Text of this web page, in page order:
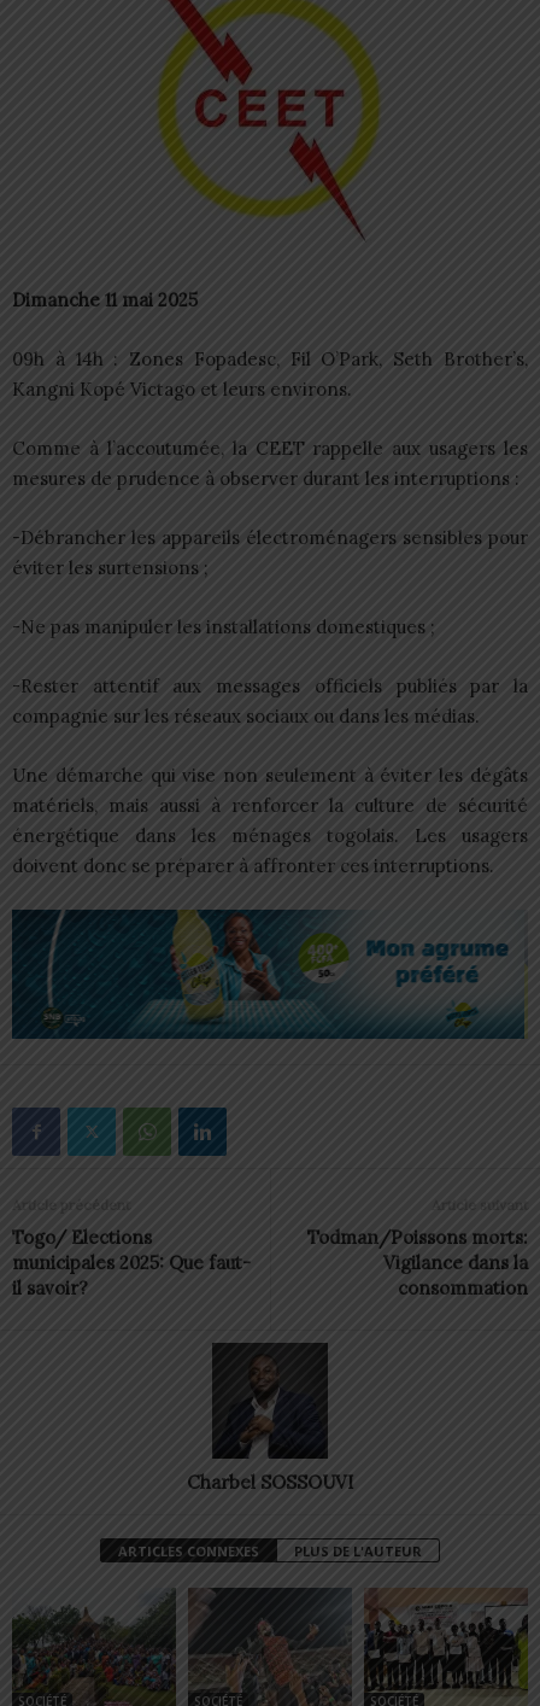
Dimanche 11 mai 2025
09h à 14h : Zones Fopadesc, Fil O’Park, Seth Brother’s,
Kangni Kopé Victago et leurs environs.
Comme à l’accoutumée, la CEET rappelle aux usagers les
mesures de prudence à observer durant les interruptions :
-Débrancher les appareils électroménagers sensibles pour
éviter les surtensions ;
-Ne pas manipuler les installations domestiques ;
-Rester attentif aux messages officiels publiés par la
compagnie sur les réseaux sociaux ou dans les médias.
Une démarche qui vise non seulement à éviter les dégâts
matériels, mais aussi à renforcer la culture de sécurité
énergétique dans les ménages togolais. Les usagers
doivent donc se préparer à affronter ces interruptions.
Article précédent
Togo/ Elections
municipales 2025: Que faut-
il savoir?
Article suivant
Todman/Poissons morts:
Vigilance dans la
consommation
Charbel SOSSOUVI
ARTICLES CONNEXES PLUS DE L'AUTEUR
SOCIÉTÉ
SOCIÉTÉ
SOCIÉTÉ